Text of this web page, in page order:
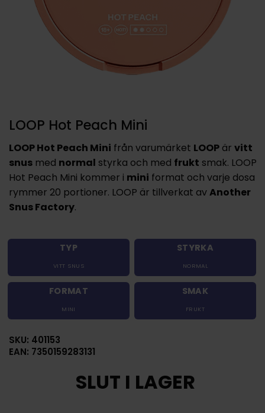
LOOP Hot Peach Mini
LOOP Hot Peach Mini från varumärket LOOP är vitt
snus med normal styrka och med frukt smak. LOOP
Hot Peach Mini kommer i mini format och varje dosa
rymmer 20 portioner. LOOP är tillverkat avAnother
Snus Factory.
TYP
VITT SNUS
STYRKA
NORMAL
FORMAT
MINI
SMAK
FRUKT
SKU: 401153
EAN: 7350159283131
SLUT I LAGER